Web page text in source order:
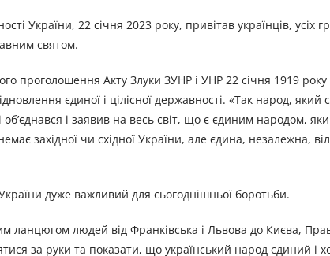
України, 22 січня 2023 року, привітав українців, усіх
святом.
проголошення Акту Злуки ЗУНР і УНР 22 січня 1919 року
єдиної і цілісної державності. «Так народ, який
і заявив на весь світ, що є єдиним народом,
західної чи східної України, але єдина, незалежна,
дуже важливий для сьогоднішньої боротьби.
ланцюгом людей від Франківська і Львова до Києва,
за руки та показати, що український народ єдиний і